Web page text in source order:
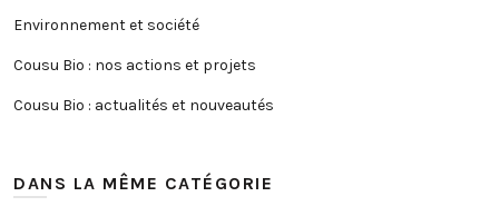
Environnement et société
Cousu Bio : nos actions et projets
Cousu Bio : actualités et nouveautés
DANS LA MÊME CATÉGORIE